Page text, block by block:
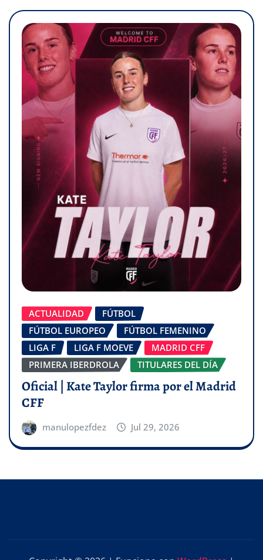
ACTUALIDAD
FÚTBOL
FÚTBOL EUROPEO
FÚTBOL FEMENINO
LIGA F
LIGA F MOEVE
MADRID CFF
PRIMERA IBERDROLA
TITULARES DEL DÍA
Oficial | Kate Taylor firma por el Madrid
CFF
manulopezfdez Jul 29, 2026